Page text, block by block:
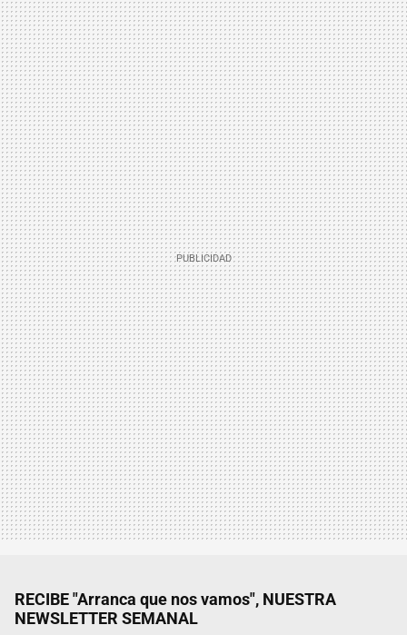
RECIBE "Arranca que nos vamos", NUESTRA
NEWSLETTER SEMANAL